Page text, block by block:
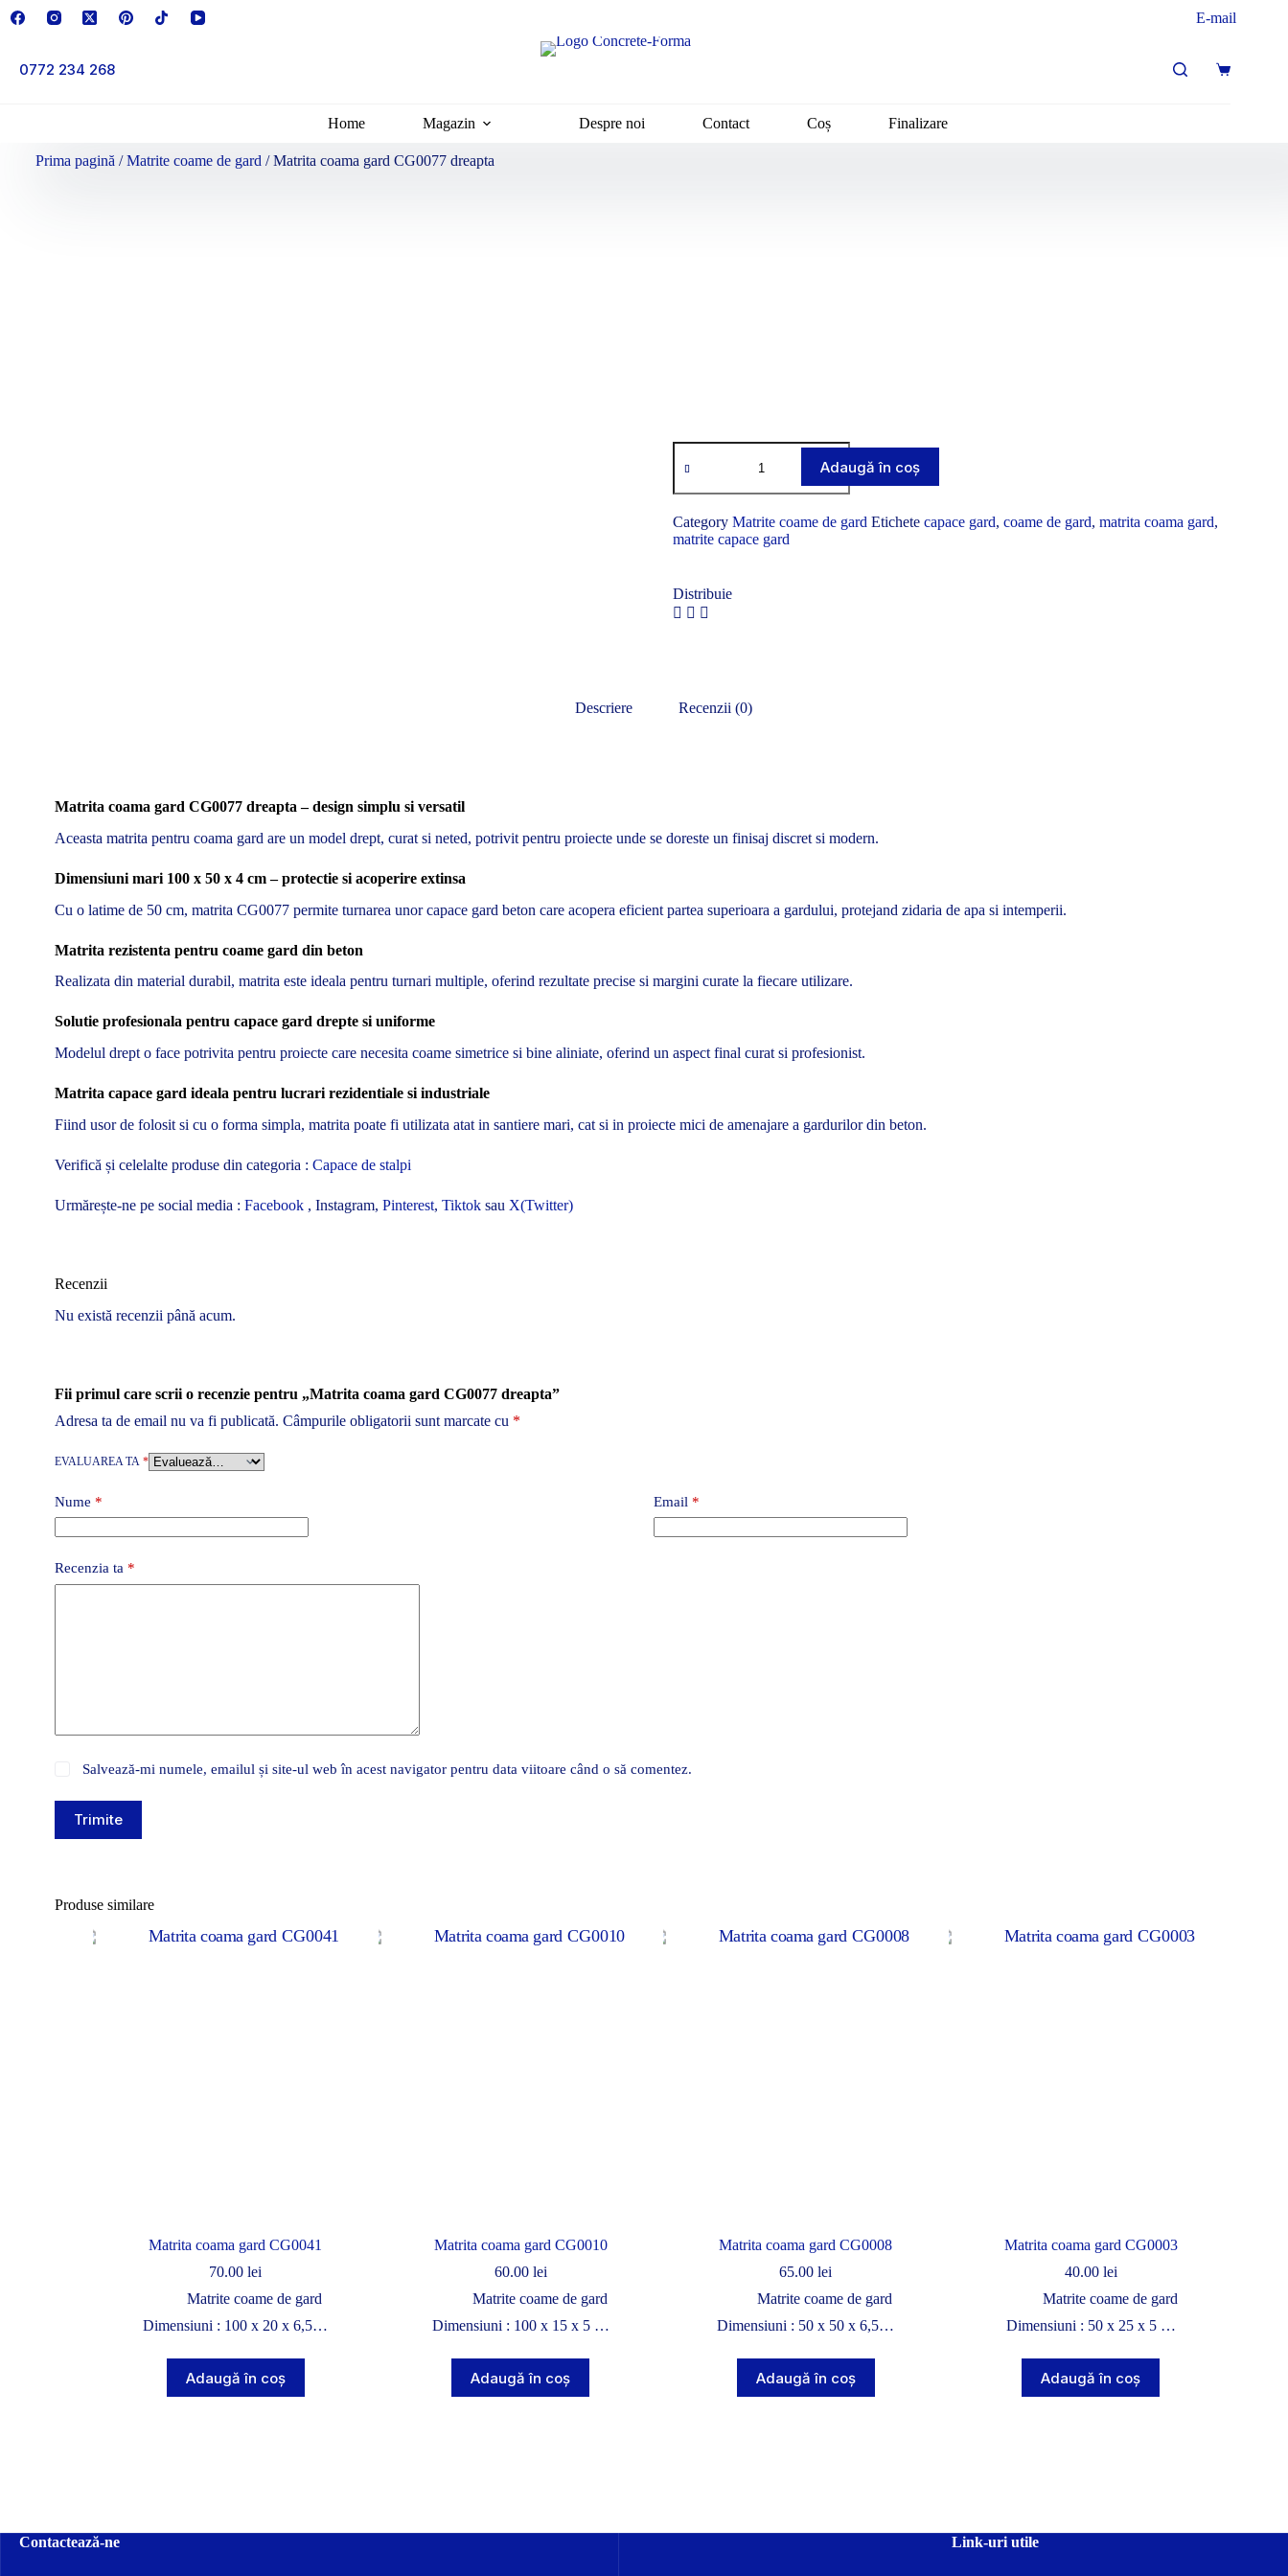
E-mail
0772 234 268
Home Magazin Despre noi Contact Coș Finalizare
Prima pagină /Matrite coame de gard / Matrita coama gard CG0077 dreapta
Adaugă în coș
Category Matrite coame de gard Etichete capace gard, coame de gard, matrita coama gard,
matrite capace gard
Distribuie
Descriere Recenzii (0)
Matrita coama gard CG0077 dreapta – design simplu si versatil
Aceasta matrita pentru coama gard are un model drept, curat si neted, potrivit pentru proiecte unde se doreste un finisaj discret si modern.
Dimensiuni mari 100 x 50 x 4 cm – protectie si acoperire extinsa
Cu o latime de 50 cm, matrita CG0077 permite turnarea unor capace gard beton care acopera eficient partea superioara a gardului, protejand zidaria de apa si intemperii.
Matrita rezistenta pentru coame gard din beton
Realizata din material durabil, matrita este ideala pentru turnari multiple, oferind rezultate precise si margini curate la fiecare utilizare.
Solutie profesionala pentru capace gard drepte si uniforme
Modelul drept o face potrivita pentru proiecte care necesita coame simetrice si bine aliniate, oferind un aspect final curat si profesionist.
Matrita capace gard ideala pentru lucrari rezidentiale si industriale
Fiind usor de folosit si cu o forma simpla, matrita poate fi utilizata atat in santiere mari, cat si in proiecte mici de amenajare a gardurilor din beton.
Verifică și celelalte produse din categoria : Capace de stalpi
Urmărește-ne pe social media : Facebook , Instagram, Pinterest, Tiktok sau X(Twitter)
Recenzii
Nu există recenzii până acum.
Fii primul care scrii o recenzie pentru „Matrita coama gard CG0077 dreapta”
Adresa ta de email nu va fi publicată. Câmpurile obligatorii sunt marcate cu *
EVALUAREA TA *
Nume * Email *
Recenzia ta *
Salvează-mi numele, emailul și site-ul web în acest navigator pentru data viitoare când o să comentez.
Trimite
Produse similare
Matrita coama gard CG0041
70.00lei
Matrite coame de gard
Dimensiuni : 100 x 20 x 6,5…
Adaugă în coș
Matrita coama gard CG0010
60.00 lei
Matrite coame de gard
Dimensiuni : 100 x 15 x 5 …
Adaugă în coș
Matrita coama gard CG0008
65.00lei
Matrite coame de gard
Dimensiuni : 50 x 50 x 6,5…
Adaugă în coș
Matrita coama gard CG0003
40.00 lei
Matrite coame de gard
Dimensiuni : 50 x 25 x 5 …
Adaugă în coș
Contactează-ne Link-uri utile